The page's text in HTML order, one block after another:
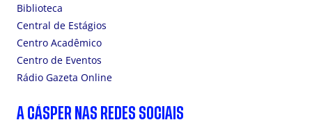
Biblioteca
Central de Estágios
Centro Acadêmico
Centro de Eventos
Rádio Gazeta Online
A CÁSPER NAS REDES SOCIAIS